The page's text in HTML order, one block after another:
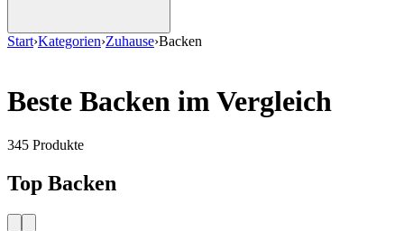
Start›Kategorien›Zuhause›Backen
Beste Backen im Vergleich
345 Produkte
Top Backen